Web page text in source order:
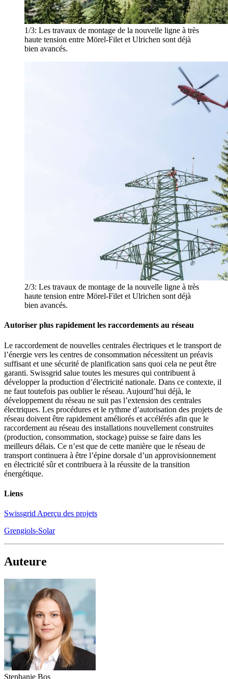
1/3: Les travaux de montage de la nouvelle ligne à très
haute tension entre Mörel-Filet et Ulrichen sont déjà
bien avancés.
2/3: Les travaux de montage de la nouvelle ligne à très
haute tension entre Mörel-Filet et Ulrichen sont déjà
bien avancés.
Autoriser plus rapidement les raccordements au réseau
Le raccordement de nouvelles centrales électriques et le transport de
l’énergie vers les centres de consommation nécessitent un préavis
suffisant et une sécurité de planification sans quoi cela ne peut être
garanti. Swissgrid salue toutes les mesures qui contribuent à
développer la production d’électricité nationale. Dans ce contexte, il
ne faut toutefois pas oublier le réseau. Aujourd’hui déjà, le
développement du réseau ne suit pas l’extension des centrales
électriques. Les procédures et le rythme d’autorisation des projets de
réseau doivent être rapidement améliorés et accélérés afin que le
raccordement au réseau des installations nouvellement construites
(production, consommation, stockage) puisse se faire dans les
meilleurs délais. Ce n’est que de cette manière que le réseau de
transport continuera à être l’épine dorsale d’un approvisionnement
en électricité sûr et contribuera à la réussite de la transition
énergétique.
Liens
Swissgrid Aperçu des projets
Grengiols-Solar
Auteure
Stephanie Bos